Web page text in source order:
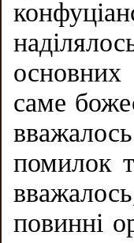
саме
помилок
повинні